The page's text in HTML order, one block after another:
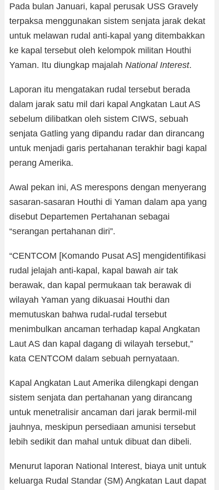
Pada bulan Januari, kapal perusak USS Gravely
terpaksa menggunakan sistem senjata jarak dekat
untuk melawan rudal anti-kapal yang ditembakkan
ke kapal tersebut oleh kelompok militan Houthi
Yaman. Itu diungkap majalah National Interest.
Laporan itu mengatakan rudal tersebut berada
dalam jarak satu mil dari kapal Angkatan Laut AS
sebelum dilibatkan oleh sistem CIWS, sebuah
senjata Gatling yang dipandu radar dan dirancang
untuk menjadi garis pertahanan terakhir bagi kapal
perang Amerika.
Awal pekan ini, AS merespons dengan menyerang
sasaran-sasaran Houthi di Yaman dalam apa yang
disebut Departemen Pertahanan sebagai
“serangan pertahanan diri”.
“CENTCOM [Komando Pusat AS] mengidentifikasi
rudal jelajah anti-kapal, kapal bawah air tak
berawak, dan kapal permukaan tak berawak di
wilayah Yaman yang dikuasai Houthi dan
memutuskan bahwa rudal-rudal tersebut
menimbulkan ancaman terhadap kapal Angkatan
Laut AS dan kapal dagang di wilayah tersebut,”
kata CENTCOM dalam sebuah pernyataan.
Kapal Angkatan Laut Amerika dilengkapi dengan
sistem senjata dan pertahanan yang dirancang
untuk menetralisir ancaman dari jarak bermil-mil
jauhnya, meskipun persediaan amunisi tersebut
lebih sedikit dan mahal untuk dibuat dan dibeli.
Menurut laporan National Interest, biaya unit untuk
keluarga Rudal Standar (SM) Angkatan Laut dapat